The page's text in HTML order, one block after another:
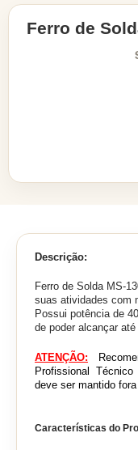
Ferro de
Descrição:
Ferro de Solda MS-
suas atividades com
Possui potência de
de poder alcançar até
ATENÇÃO:
Profissional
deve ser mantido
Características do